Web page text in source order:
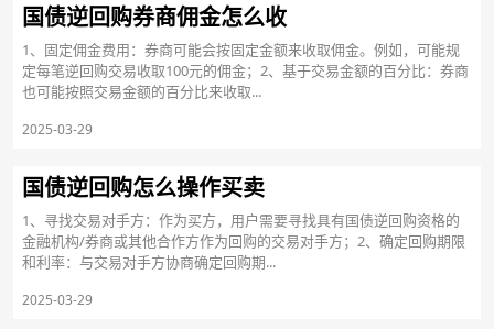
国债逆回购券商佣金怎么收
1、固定佣金费用：券商可能会按固定金额来收取佣金。例如，可能规
定每笔逆回购交易收取100元的佣金；2、基于交易金额的百分比：券商
也可能按照交易金额的百分比来收取...
2025-03-29
国债逆回购怎么操作买卖
1、寻找交易对手方：作为买方，用户需要寻找具有国债逆回购资格的
金融机构/券商或其他合作方作为回购的交易对手方；2、确定回购期限
和利率：与交易对手方协商确定回购期...
2025-03-29